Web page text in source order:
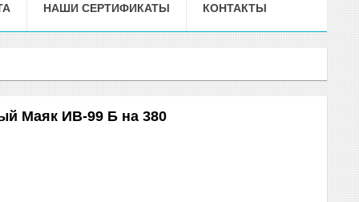
НАШИ СЕРТИФИКАТЫ КОНТАКТЫ
Маяк ИВ-99 Б на 380